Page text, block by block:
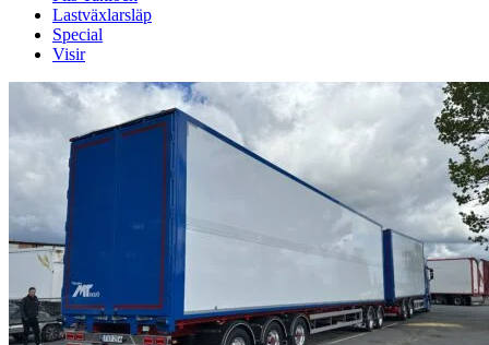
Lastväxlarsläp
Special
Visir